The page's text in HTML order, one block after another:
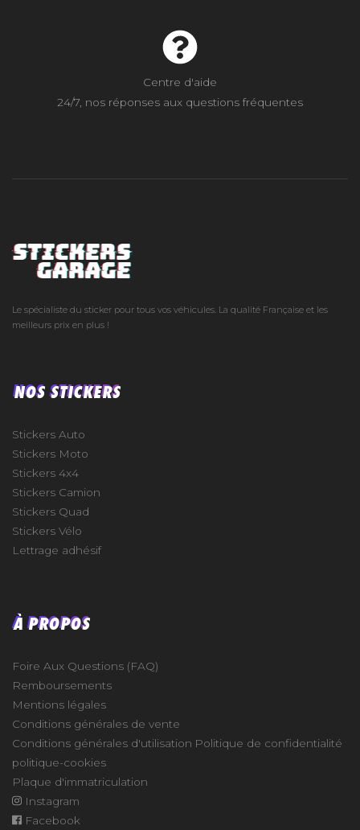
Centre d'aide
24/7, nos réponses aux questions fréquentes
Le spécialiste du sticker pour tous vos véhicules. La qualité Française et les
meilleurs prix en plus !
NOS STICKERS
Stickers Auto
Stickers Moto
Stickers 4x4
Stickers Camion
Stickers Quad
Stickers Vélo
Lettrage adhésif
À PROPOS
Foire Aux Questions (FAQ)
Remboursements
Mentions légales
Conditions générales de vente
Conditions générales d'utilisation Politique de confidentialité
politique-cookies
Plaque d'immatriculation
Instagram
Facebook